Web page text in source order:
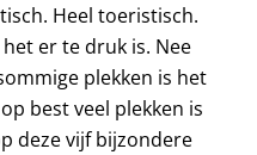
Heel toeristisch.
er te druk is. Nee
plekken is het
best veel plekken is
deze vijf bijzondere